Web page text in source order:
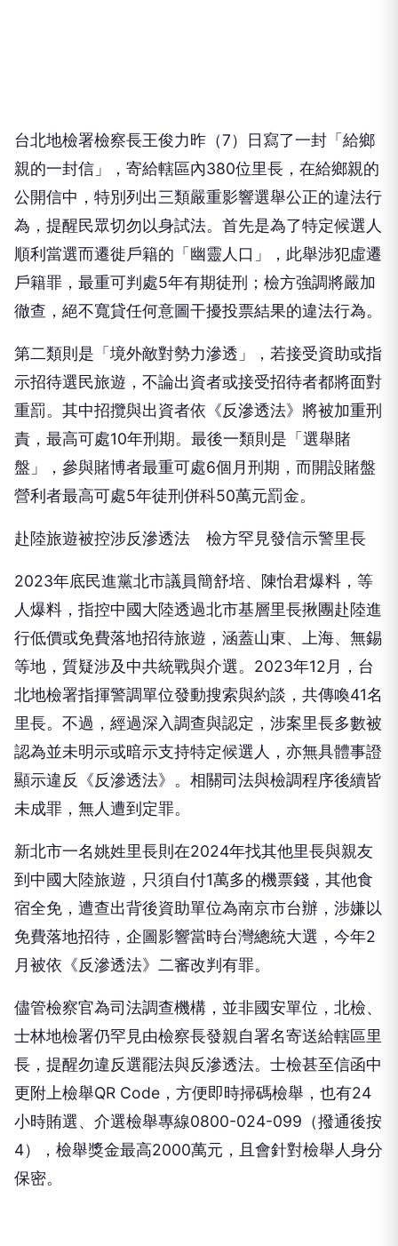
台北地檢署檢察長王俊力昨（7）日寫了一封「給鄉
親的一封信」，寄給轄區內380位里長，在給鄉親的
公開信中，特別列出三類嚴重影響選舉公正的違法行
為，提醒民眾切勿以身試法。首先是為了特定候選人
順利當選而遷徙戶籍的「幽靈人口」，此舉涉犯虛遷
戶籍罪，最重可判處5年有期徒刑；檢方強調將嚴加
徹查，絕不寬貸任何意圖干擾投票結果的違法行為。
第二類則是「境外敵對勢力滲透」，若接受資助或指
示招待選民旅遊，不論出資者或接受招待者都將面對
重罰。其中招攬與出資者依《反滲透法》將被加重刑
責，最高可處10年刑期。最後一類則是「選舉賭
盤」，參與賭博者最重可處6個月刑期，而開設賭盤
營利者最高可處5年徒刑併科50萬元罰金。
赴陸旅遊被控涉反滲透法 檢方罕見發信示警里長
2023年底民進黨北市議員簡舒培、陳怡君爆料，等
人爆料，指控中國大陸透過北市基層里長揪團赴陸進
行低價或免費落地招待旅遊，涵蓋山東、上海、無錫
等地，質疑涉及中共統戰與介選。2023年12月，台
北地檢署指揮警調單位發動搜索與約談，共傳喚41名
里長。不過，經過深入調查與認定，涉案里長多數被
認為並未明示或暗示支持特定候選人，亦無具體事證
顯示違反《反滲透法》。相關司法與檢調程序後續皆
未成罪，無人遭到定罪。
新北市一名姚姓里長則在2024年找其他里長與親友
到中國大陸旅遊，只須自付1萬多的機票錢，其他食
宿全免，遭查出背後資助單位為南京市台辦，涉嫌以
免費落地招待，企圖影響當時台灣總統大選，今年2
月被依《反滲透法》二審改判有罪。
儘管檢察官為司法調查機構，並非國安單位，北檢、
士林地檢署仍罕見由檢察長發親自署名寄送給轄區里
長，提醒勿違反選罷法與反滲透法。士檢甚至信函中
更附上檢舉QR Code，方便即時掃碼檢舉，也有24
小時賄選、介選檢舉專線0800-024-099（撥通後按
4），檢舉獎金最高2000萬元，且會針對檢舉人身分
保密。